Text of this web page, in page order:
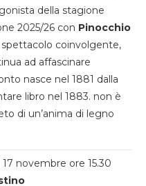
della stagione
2025/26 con Pinocchio
coinvolgente,
ad affascinare
nasce nel 1881 dalla
libro nel 1883. non è
di un’anima di legno
novembre ore 15.30